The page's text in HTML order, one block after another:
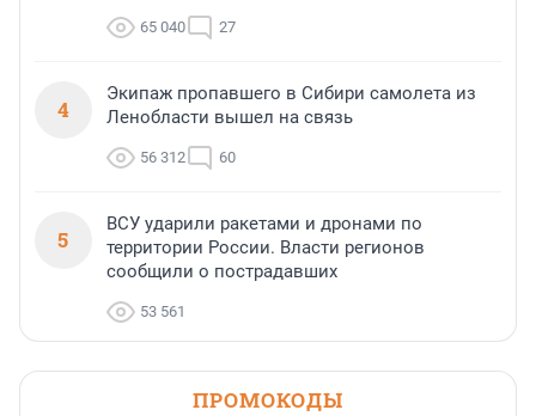
65 040 27
4
Экипаж пропавшего в Сибири самолета из
Ленобласти вышел на связь
56 312 60
5
ВСУ ударили ракетами и дронами по
территории России. Власти регионов
сообщили о пострадавших
53 561
ПРОМОКОДЫ